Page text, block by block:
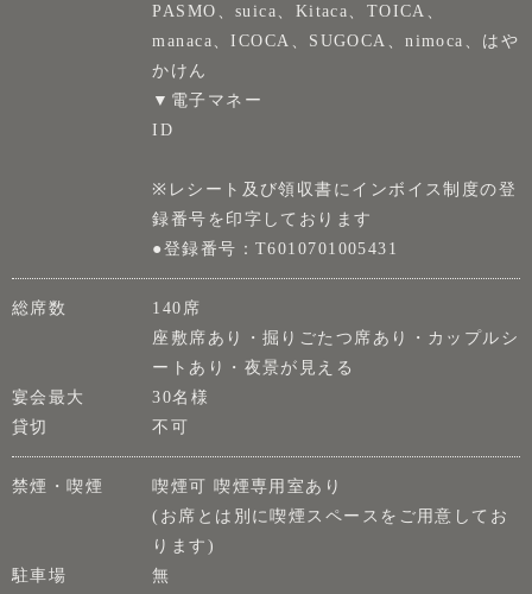
PASMO、suica、Kitaca、TOICA、
manaca、ICOCA、SUGOCA、nimoca、はや
かけん
▼電子マネー
ID
※レシート及び領収書にインボイス制度の登
録番号を印字しております
●登録番号：T6010701005431
総席数
140席
座敷席あり・掘りごたつ席あり・カップルシ
ートあり・夜景が見える
宴会最大
30名様
貸切
不可
禁煙・喫煙
喫煙可 喫煙専用室あり
(お席とは別に喫煙スペースをご用意してお
ります)
駐車場
無